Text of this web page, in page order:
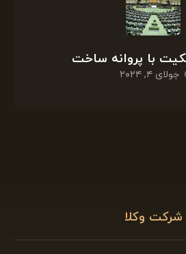
با پروانه ساخت
جولای ۴, ۲۰۲۴
شرکت وکلا